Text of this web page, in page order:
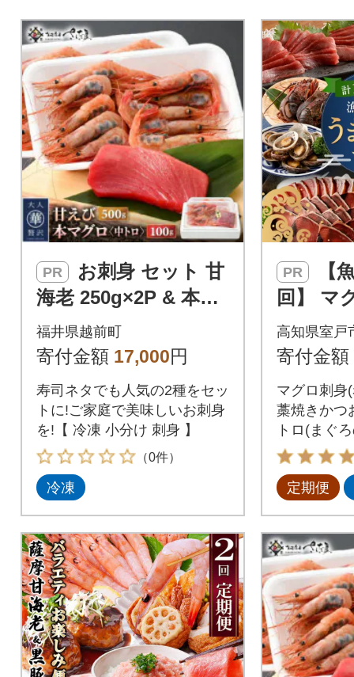
PR
海老 250g×2P & 本ま
ぐろ 中トロ 100g×1P
福井県越前町
寄付金額 17,000円
寿司ネタでも人気の2種をセッ
トに!ご家庭で美味しいお刺身
を!【 冷凍 小分け 刺身 】
（0件）
冷凍
PR
回】 マ
ロ・か
き・魚
訳あり
高知県室戸
寄付金額
マグロ刺身
藁焼きかつ
トロ(まぐ
海老、金目
市の人気の
でお届け!
ホタテ、カ
海鮮丼など
けます。小
お手軽に
嬉しいポイ
定期便